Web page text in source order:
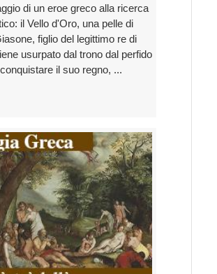
di un eroe greco alla ricerca
il Vello d'Oro, una pelle di
figlio del legittimo re di
usurpato dal trono dal perfido
il suo regno, ...